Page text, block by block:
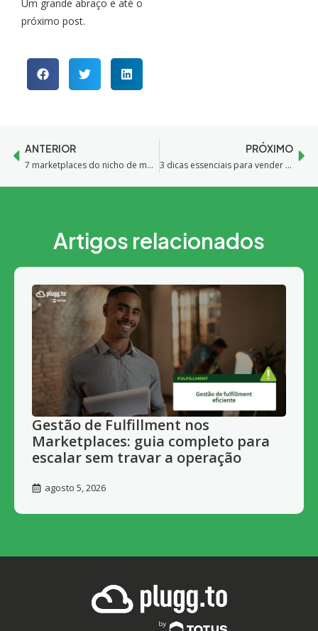
Um grande abraço e até o
próximo post.
ANTERIOR
7 marketplaces do nicho de moda para você conhecer hoje!
PRÓXIMO
3 dicas essenciais para vender eletrodomésticos nos marketplaces
Artigos relacionados
Gestão de Fulfillment nos
Marketplaces: guia completo para
escalar sem travar a operação
agosto 5, 2026